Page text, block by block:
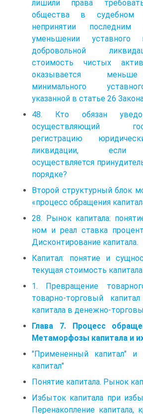
лишили права
общества в судебном
непринятии
уменьшении уставного
добровольной
стоимость чистых
оказывается
минимального
указанной в статье 26
48. Кто обязан
осуществляющий
регистрацию
ликвидации, если
осуществляется
порядке?
Второй структурный блок
«процесс обращения
28. Рынок капитала:
ном и реал ставка
Дисконтирование капитала.
Капитал: понятие и
текущая стоимость капитала
1. Превращение
товарно-торговый
капитала в денежно-
Глава 7. Процесс
Метаморфозы капитала и
"Примененный капитал" и
капитал"
Понятие капитала. Рынок
Избыток капитала при
Перенакопление капитала,